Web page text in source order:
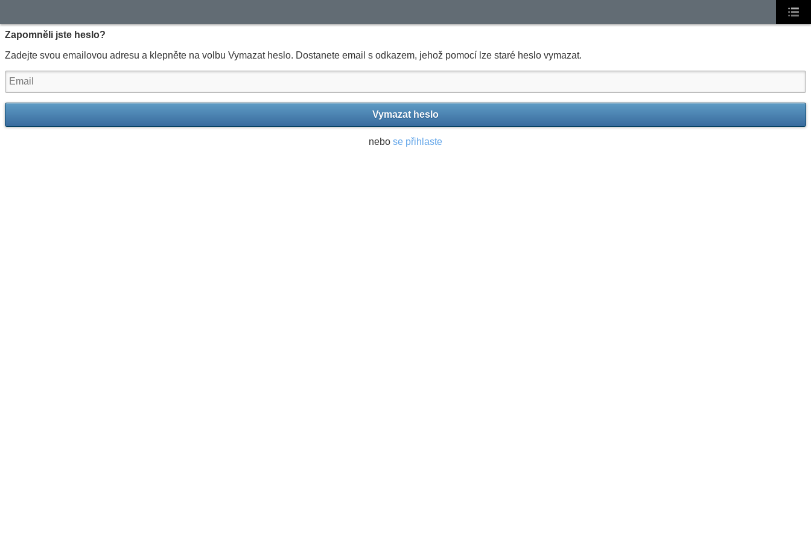
Zapomněli jste heslo?
Zadejte svou emailovou adresu a klepněte na volbu Vymazat heslo. Dostanete email s odkazem, jehož pomocí lze staré heslo vymazat.
Vymazat heslo
nebo se přihlaste